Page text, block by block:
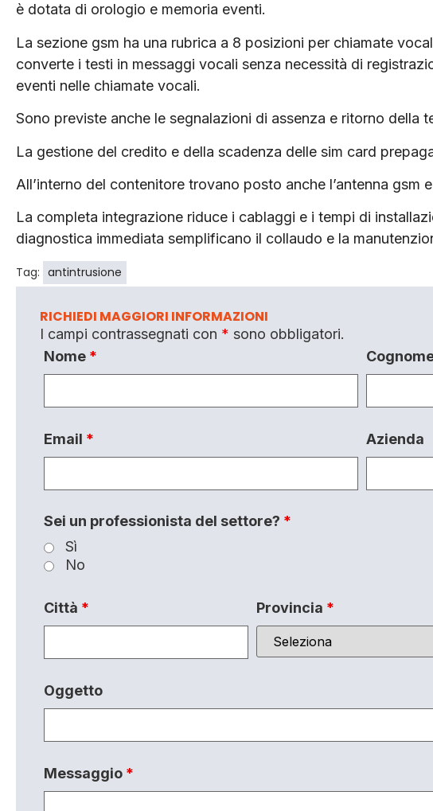
è dotata di orologio e memoria eventi.
La sezione gsm ha una rubrica a 8 posizioni per chiamate
converte i testi in messaggi vocali senza necessità di
eventi nelle chiamate vocali.
Sono previste anche le segnalazioni di assenza e ritorno della
La gestione del credito e della scadenza delle sim card
All’interno del contenitore trovano posto anche l’antenna gsm
La completa integrazione riduce i cablaggi e i tempi di
diagnostica immediata semplificano il collaudo e la
Tag: antintrusione
RICHIEDI MAGGIORI INFORMAZIONI
I campi contrassegnati con * sono obbligatori.
Nome *
Email * Azienda
Sei un professionista del settore? *
Sì
No
Città * Provincia *
Oggetto
Messaggio *